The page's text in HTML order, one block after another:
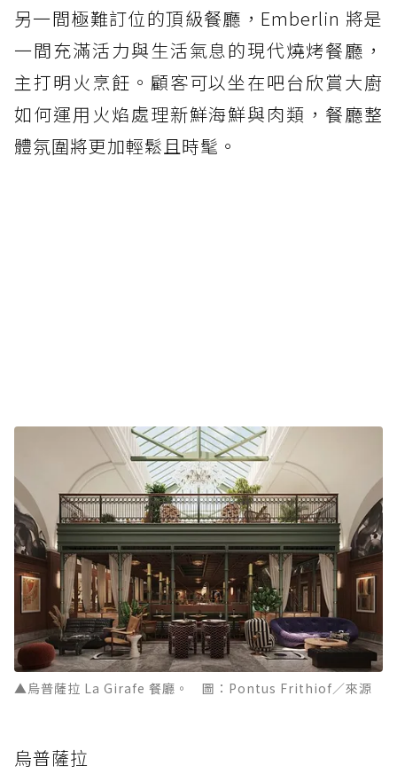
另一間極難訂位的頂級餐廳，Emberlin 將是
一間充滿活力與生活氣息的現代燒烤餐廳，
主打明火烹飪。顧客可以坐在吧台欣賞大廚
如何運用火焰處理新鮮海鮮與肉類，餐廳整
體氛圍將更加輕鬆且時髦。
▲烏普薩拉 La Girafe 餐廳。 圖：Pontus Frithiof／來源
烏普薩拉